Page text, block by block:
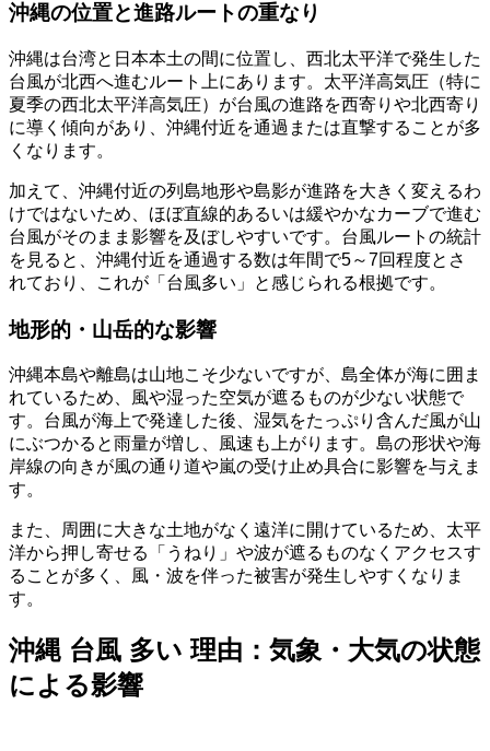
沖縄の位置と進路ルートの重なり
沖縄は台湾と日本本土の間に位置し、西北太平洋で発生した
台風が北西へ進むルート上にあります。太平洋高気圧（特に
夏季の西北太平洋高気圧）が台風の進路を西寄りや北西寄り
に導く傾向があり、沖縄付近を通過または直撃することが多
くなります。
加えて、沖縄付近の列島地形や島影が進路を大きく変えるわ
けではないため、ほぼ直線的あるいは緩やかなカーブで進む
台風がそのまま影響を及ぼしやすいです。台風ルートの統計
を見ると、沖縄付近を通過する数は年間で5～7回程度とさ
れており、これが「台風多い」と感じられる根拠です。
地形的・山岳的な影響
沖縄本島や離島は山地こそ少ないですが、島全体が海に囲ま
れているため、風や湿った空気が遮るものが少ない状態で
す。台風が海上で発達した後、湿気をたっぷり含んだ風が山
にぶつかると雨量が増し、風速も上がります。島の形状や海
岸線の向きが風の通り道や嵐の受け止め具合に影響を与えま
す。
また、周囲に大きな土地がなく遠洋に開けているため、太平
洋から押し寄せる「うねり」や波が遮るものなくアクセスす
ることが多く、風・波を伴った被害が発生しやすくなりま
す。
沖縄 台風 多い 理由：気象・大気の状態
による影響